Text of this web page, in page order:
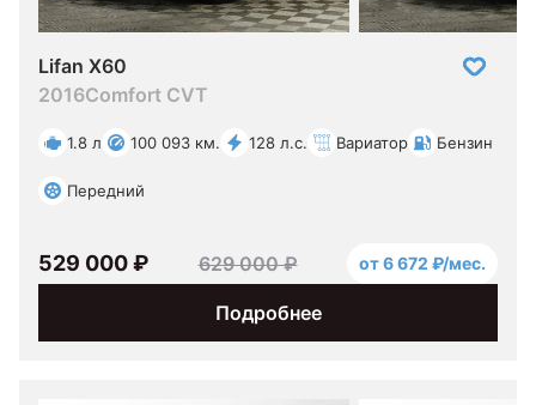
Lifan X60
2016Comfort CVT
1.8 л 100 093 км. 128 л.с. Вариатор Бензин
Передний
Подробнее
529 000 ₽ 629 000 ₽ от 6 672 ₽/мес.